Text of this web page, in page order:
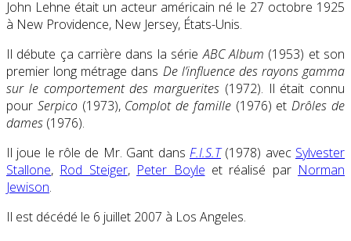
John Lehne était un acteur américain né le 27 octobre 1925
à New Providence, New Jersey, États-Unis.
Il débute ça carrière dans la sérieABC Album (1953) et son
premier long métrage dans De l’influence des rayons gamma
sur le comportement des marguerites (1972). Il était connu
pour Serpico(1973), Complot de famille(1976) etDrôles de
dames (1976).
Il joue le rôle de Mr. Gant dans F.I.S.T(1978) avec Sylvester
Stallone, Rod Steiger, Peter Boyle et réalisé par Norman
Jewison.
Il est décédé le 6 juillet 2007 à Los Angeles.